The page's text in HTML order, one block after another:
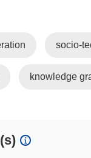
socio-
knowledge